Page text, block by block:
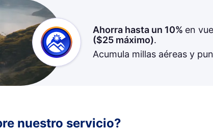
Ahorra hasta un 10% en
($25máximo).
Acumula millas aéreas y
nuestro servicio?